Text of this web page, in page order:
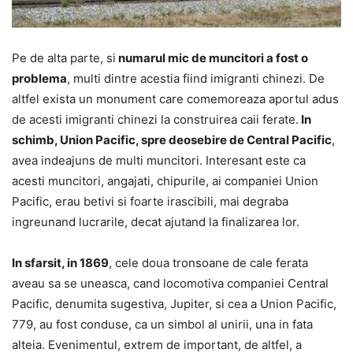
Pe de alta parte, si numarul mic de muncitori a fost o
problema, multi dintre acestia fiind imigranti chinezi. De
altfel exista un monument care comemoreaza aportul adus
de acesti imigranti chinezi la construirea caii ferate. In
schimb, Union Pacific, spre deosebire de Central Pacific,
avea indeajuns de multi muncitori. Interesant este ca
acesti muncitori, angajati, chipurile, ai companiei Union
Pacific, erau betivi si foarte irascibili, mai degraba
ingreunand lucrarile, decat ajutand la finalizarea lor.
In sfarsit, in 1869, cele doua tronsoane de cale ferata
aveau sa se uneasca, cand locomotiva companiei Central
Pacific, denumita sugestiva, Jupiter, si cea a Union Pacific,
779, au fost conduse, ca un simbol al unirii, una in fata
alteia. Evenimentul, extrem de important, de altfel, a